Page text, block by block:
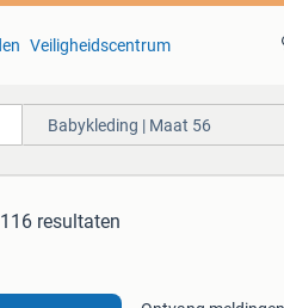
Veiligheidscentrum
Babykleding | Maat 56
116 resultaten